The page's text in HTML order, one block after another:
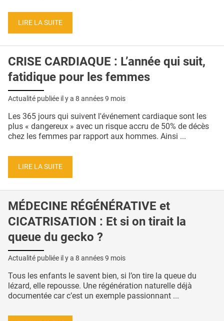
CONTACT
LIRE LA SUITE
CRISE CARDIAQUE : L’année qui suit,
fatidique pour les femmes
Actualité publiée il y a 8 années 9 mois
Les 365 jours qui suivent l'événement cardiaque sont les
plus « dangereux » avec un risque accru de 50% de décès
chez les femmes par rapport aux hommes. Ainsi ...
LIRE LA SUITE
MÉDECINE RÉGÉNÉRATIVE et
CICATRISATION : Et si on tirait la
queue du gecko ?
Actualité publiée il y a 8 années 9 mois
Tous les enfants le savent bien, si l’on tire la queue du
lézard, elle repousse. Une régénération naturelle déjà
documentée car c’est un exemple passionnant ...